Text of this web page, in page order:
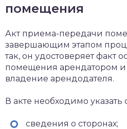
помещения
Акт приема-передачи
завершающим этапом
так, он удостоверяет факт
помещения арендатором и
владение арендодателя.
В акте необходимо
сведения о сторонах;